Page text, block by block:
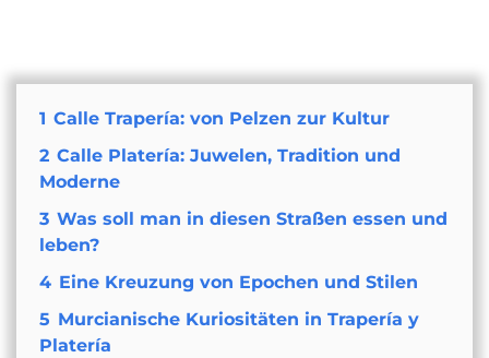
1 Calle Trapería: von Pelzen zur Kultur
2 Calle Platería: Juwelen, Tradition und
Moderne
3 Was soll man in diesen Straßen essen und
leben?
4 Eine Kreuzung von Epochen und Stilen
5 Murcianische Kuriositäten in Trapería y
Platería